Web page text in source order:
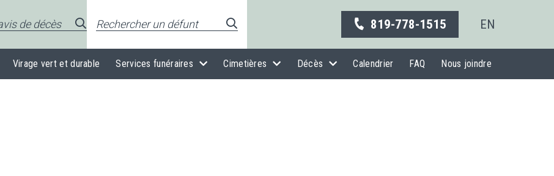
819-778-1515 EN
Virage vert et durable Services funéraires Cimetières Décès Calendrier FAQ Nous joindre